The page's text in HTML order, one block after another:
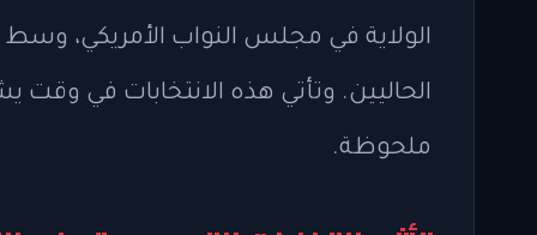
الولاية في مجلس النواب الأمريكي،
الحاليين. وتأتي هذه الانتخابات في وقت
ملحوظة.